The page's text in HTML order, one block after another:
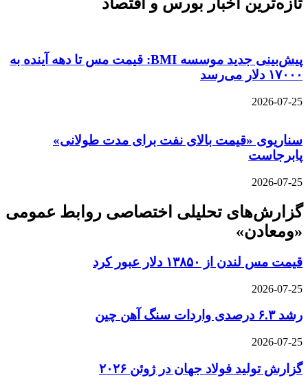
تازه‌ترین اخبار بورس و اقتصاد
پیش‌بینی جدید موسسه BMI: قیمت مس تا دهه آینده به
۱۷۰۰۰ دلار می‌رسد
2026-07-25
سناریوی «قیمت بالای نفت برای مدت طولانی»
پابرجاست
2026-07-25
گزارش‌های تحلیلی اختصاصی روابط عمومی
«ومعادن»
قیمت مس لندن از ۱۳۸۵۰ دلار عبور کرد
2026-07-25
رشد ۶.۳ درصدی واردات سنگ آهن چین
2026-07-25
گزارش تولید فولاد جهان در ژوئن ۲۰۲۶